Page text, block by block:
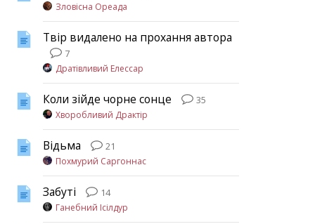
Зловісна Ореада
Твір видалено на прохання автора
7
Дратівливий Елессар
Коли зійде чорне сонце
35
Хворобливий Драктір
Відьма
21
Похмурий Саргоннас
Забуті
14
Ганебний Ісілдур